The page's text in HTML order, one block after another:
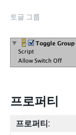
토글 그룹
프로퍼티
프로퍼티: